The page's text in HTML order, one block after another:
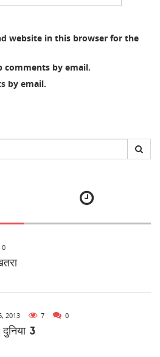
website in this browser for the
by email.
by email.
0
2013 7 0
दुनिया 3